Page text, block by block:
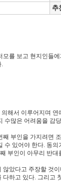
추
를 보고 현지인들
해서 이루어지며
수많은 어려움을 감
부인을 가지려면
있어야 한다. 동
부인이 아무리 반
았다고 주장할 것
하고 있다. 그리